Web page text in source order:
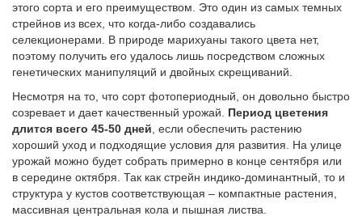
этого сорта и его преимуществом. Это один из самых темных
стрейнов из всех, что когда-либо создавались
селекционерами. В природе марихуаны такого цвета нет,
поэтому получить его удалось лишь посредством сложных
генетических манипуляций и двойных скрещиваний.
Несмотря на то, что сорт фотопериодный, он довольно быстро
созревает и дает качественный урожай. Период цветения
длится всего 45-50 дней , если обеспечить растению
хороший уход и подходящие условия для развития. На улице
урожай можно будет собрать примерно в конце сентября или
в середине октября. Так как стрейн индико-доминантный, то и
структура у кустов соответствующая – компактные растения,
массивная центральная кола и пышная листва.